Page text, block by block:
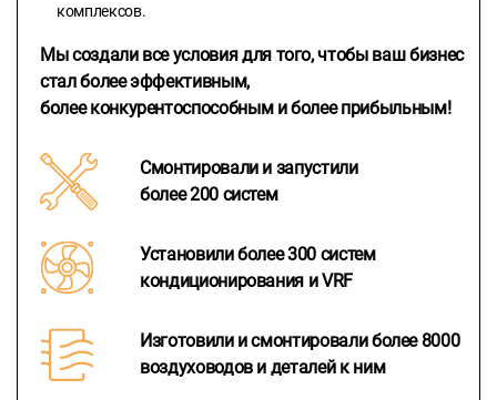
комплексов.
Мы создали все условия для того, чтобы ваш бизнес
стал более эффективным,
более конкурентоспособным и более прибыльным!
Смонтировали и запустили
более 200 систем
Установили более 300 систем
кондиционирования и VRF
Изготовили и смонтировали более 8000
воздуховодов и деталей к ним